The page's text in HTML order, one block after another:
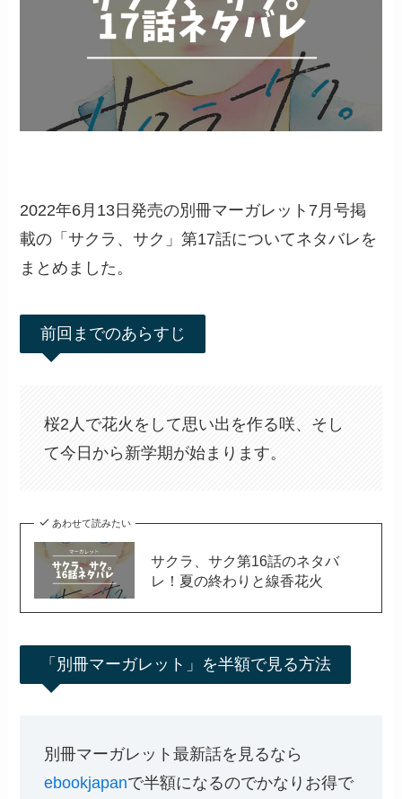
2022年6月13日発売の別冊マーガレット7月号掲
載の「サクラ、サク」第17話についてネタバレを
まとめました。
前回までのあらすじ
桜2人で花火をして思い出を作る咲、そし
て今日から新学期が始まります。
あわせて読みたい
サクラ、サク第16話のネタバ
レ！夏の終わりと線香花火
「別冊マーガレット」を半額で見る方法
別冊マーガレット最新話を見るなら
ebookjapanで半額になるのでかなりお得で